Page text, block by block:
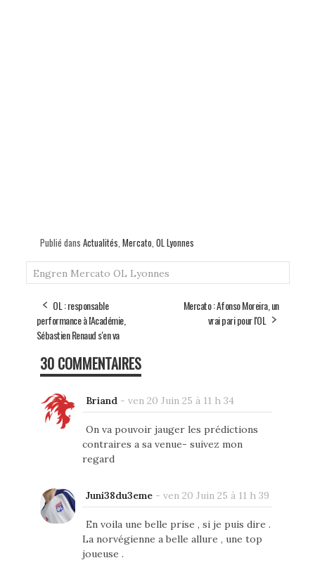
Publié dans Actualités Mercato OL Lyonnes
Engren Mercato OL Lyonnes
OL : responsable
performance à l'Académie,
Sébastien Renaud s'en va
Mercato : Afonso Moreira, un
vrai pari pour l'OL
30 COMMENTAIRES
Briand - ven 20 Juin 25 à 11 h 34
On va pouvoir jauger les prédictions
contraires a sa venue- suivez mon
regard
Juni38du3eme- ven 20 Juin 25 à 11 h 39
En voila une belle prise , si je puis dire .
La norvégienne a belle allure , une top
joueuse .